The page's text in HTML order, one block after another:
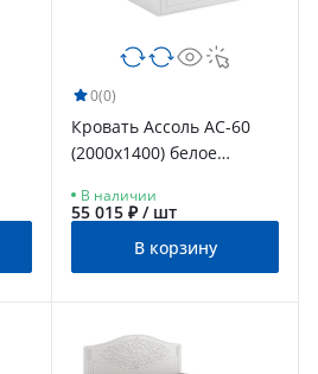
0(0)
Кровать Ассоль АС-60
(2000х1400) белое
В наличии
55 015 ₽ / шт
В корзину